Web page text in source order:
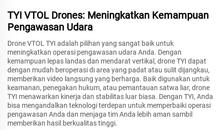
TYI VTOL Drones: Meningkatkan Kemampuan
Pengawasan Udara
Drone VTOL TYI adalah pilihan yang sangat baik untuk
meningkatkan operasi pengawasan udara Anda. Dengan
kemampuan lepas landas dan mendarat vertikal, drone TYI dapat
dengan mudah beroperasi di area yang padat atau sulit dijangkau,
memberikan video langsung yang berharga. Baik digunakan untuk
keamanan, penegakan hukum, atau pemantauan satwa liar, drone
TYI menawarkan kinerja dan stabilitas luar biasa. Dengan TYI, Anda
bisa mengandalkan teknologi terdepan untuk memperbaiki operasi
pengawasan Anda dan menjaga tim Anda lebih aman sambil
memberikan hasil berkualitas tinggi.